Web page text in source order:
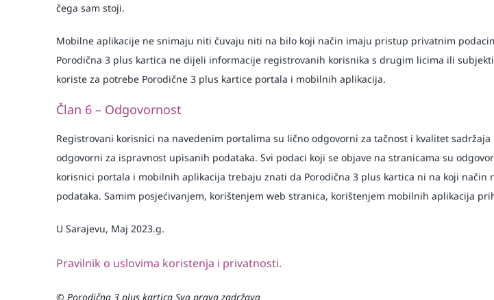
čega sam stoji.
Mobilne aplikacije ne snimaju niti čuvaju niti na bilo koji način imaju pristup privatnim
Porodična 3 plus kartica ne dijeli informacije registrovanih korisnika s drugim licima ili
koriste za potrebe Porodične 3 plus kartice portala i mobilnih aplikacija.
Član 6 – Odgovornost
Registrovani korisnici na navedenim portalima su lično odgovorni za tačnost i kvalitet
odgovorni za ispravnost upisanih podataka. Svi podaci koji se objave na stranicama su
korisnici portala i mobilnih aplikacija trebaju znati da Porodična 3 plus kartica ni na koji
podataka. Samim posjećivanjem, korištenjem web stranica, korištenjem mobilnih aplikacija
U Sarajevu, Maj 2023.g.
Pravilnik o uslovima koristenja i privatnosti.
© Porodična 3 plus kartica Sva prava zadržava